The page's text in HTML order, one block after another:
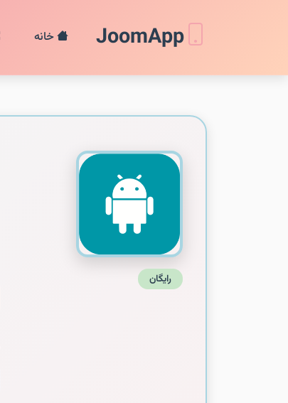
JoomApp خانه
رایگان